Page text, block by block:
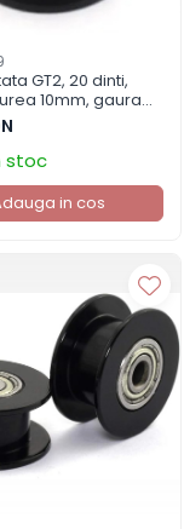
GT2, 20 dinti,
10mm, gaura
5mm, neagra
stoc
in cos